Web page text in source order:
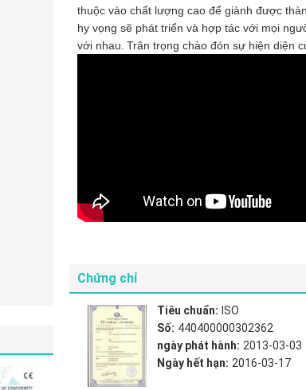
thuộc vào chất lượng cao để giành được
hy vọng sẽ phát triển và hợp tác với mọi
với nhau. Trân trọng chào đón sự hiện diện
Chứng chỉ
Tiêu chuẩn: ISO
Số: 440400000302362
ngày phát hành: 2013-03-03
Ngày hết hạn: 2016-03-17